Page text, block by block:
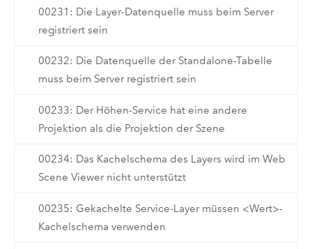
00231: Die Layer-Datenquelle muss beim Server
registriert sein
00232: Die Datenquelle der Standalone-Tabelle
muss beim Server registriert sein
00233: Der Höhen-Service hat eine andere
Projektion als die Projektion der Szene
00234: Das Kachelschema des Layers wird im Web
Scene Viewer nicht unterstützt
00235: Gekachelte Service-Layer müssen <Wert>-
Kachelschema verwenden